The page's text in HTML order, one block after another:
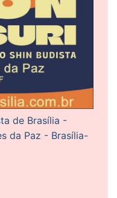
de Brasília -
da Paz - Brasília-